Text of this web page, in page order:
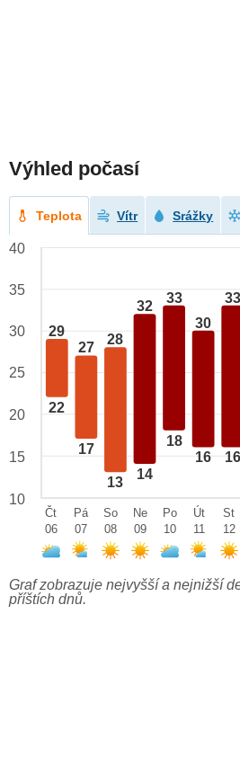
Výhled počasí
Teplota Vítr Srážky
29
22
27
17
28
13
32
14
33
18
30
16
33
16
40
35
30
25
20
15
10
Čt
06
Pá
07
So
08
Ne
09
Po
10
Út
11
St
12
Graf zobrazuje nejvyšší a nejnižší
příštích dnů.